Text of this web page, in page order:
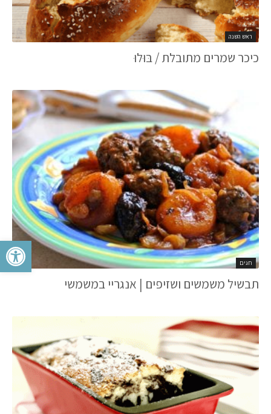
פתח
ראש השנה
כיכר שמרים מתובלת / בּוּלוּ
חגים
תבשיל משמשים ושזיפים‏‏ | אנגריי במשמשי